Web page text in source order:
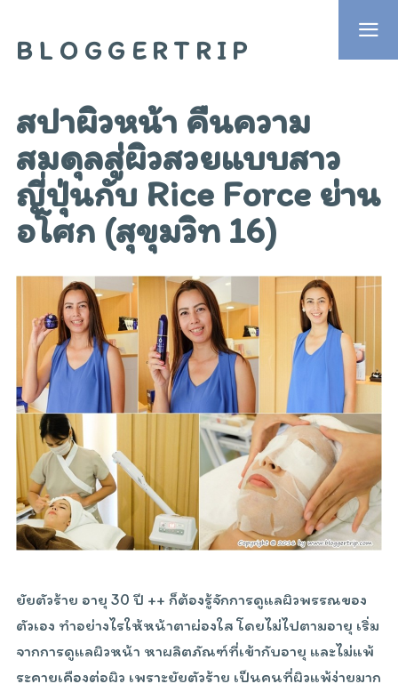
BLOGGERTRIP
สปาผิวหน้า คืนความ
สมดุลสู่ผิวสวยแบบสาว
ญี่ปุ่นกับ Rice Force ย่าน
อโศก (สุขุมวิท 16)
ยัยตัวร้าย อายุ 30 ปี ++ ก็ต้องรู้จักการดูแลผิวพรรณของ
ตัวเอง ทำอย่างไรให้หน้าตาผ่องใส โดยไม่ไปตามอายุ เริ่ม
จากการดูแลผิวหน้า หาผลิตภัณฑ์ที่เข้ากับอายุ และไม่แพ้
ระคายเคืองต่อผิว เพราะยัยตัวร้าย เป็นคนที่ผิวแพ้ง่ายมาก